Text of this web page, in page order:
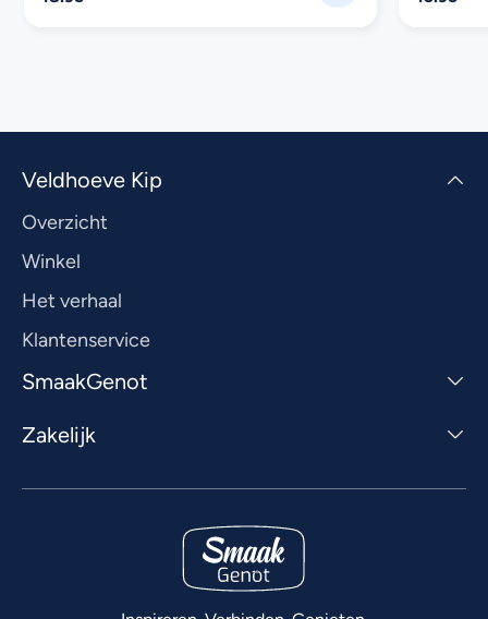
Veldhoeve Kip
Overzicht
Winkel
Het verhaal
Klantenservice
SmaakGenot
Zakelijk